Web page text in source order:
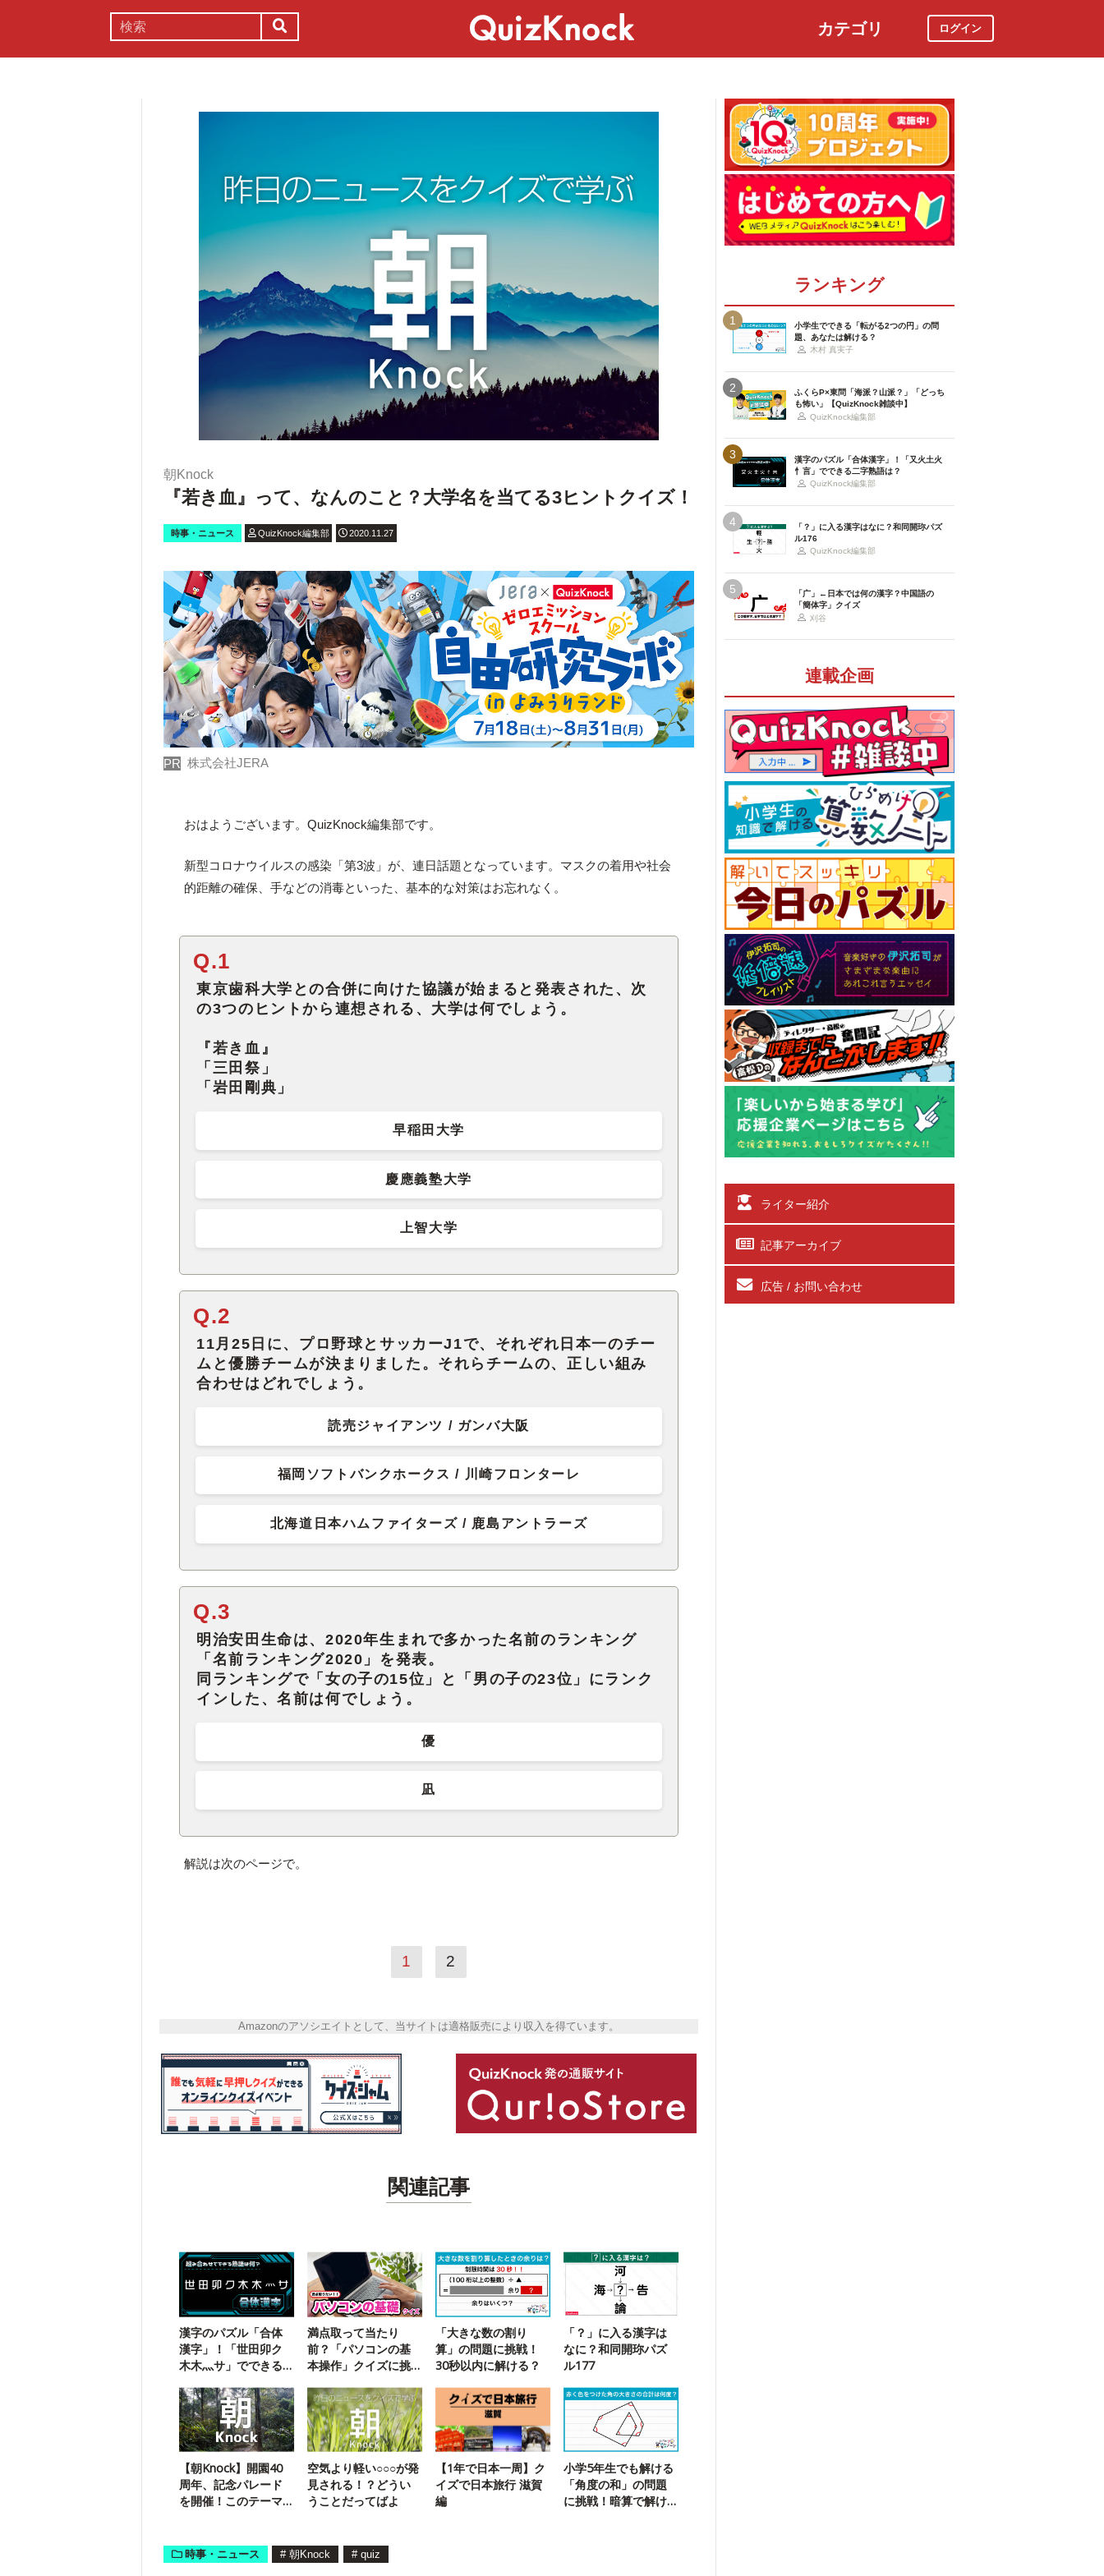
カテゴリ ログイン
朝Knock
『若き血』って、なんのこと？大学名を当てる3ヒントクイズ！
時事・ニュース QuizKnock編集部 2020.11.27
PR 株式会社JERA
おはようございます。QuizKnock編集部です。
新型コロナウイルスの感染「第3波」が、連日話題となっています。マスクの着用や社会
的距離の確保、手などの消毒といった、基本的な対策はお忘れなく。
Q.1
東京歯科大学との合併に向けた協議が始まると発表された、次
の3つのヒントから連想される、大学は何でしょう。
『若き血』
「三田祭」
「岩田剛典」
早稲田大学
慶應義塾大学
上智大学
Q.2
11月25日に、プロ野球とサッカーJ1で、それぞれ日本一のチー
ムと優勝チームが決まりました。それらチームの、正しい組み
合わせはどれでしょう。
読売ジャイアンツ / ガンバ大阪
福岡ソフトバンクホークス / 川崎フロンターレ
北海道日本ハムファイターズ / 鹿島アントラーズ
Q.3
明治安田生命は、2020年生まれで多かった名前のランキング
「名前ランキング2020」を発表。
同ランキングで「女の子の15位」と「男の子の23位」にランク
インした、名前は何でしょう。
優
凪
解説は次のページで。
1 2
Amazonのアソシエイトとして、当サイトは適格販売により収入を得ています。
関連記事
漢字のパズル「合体
漢字」！「世田卯ク
木木灬サ」でできる
満点取って当たり
前？「パソコンの基
本操作」クイズに挑
「大きな数の割り
算」の問題に挑戦！
30秒以内に解ける？
「？」に入る漢字は
なに？和同開珎パズ
ル177
【朝Knock】開園40
周年、記念パレード
を開催！このテーマ
空気より軽い○○○が発
見される！？どうい
うことだってばよ
【1年で日本一周】ク
イズで日本旅行 滋賀
編
小学5年生でも解ける
「角度の和」の問題
に挑戦！暗算で解け
時事・ニュース # 朝Knock # quiz
ランキング
1
小学生でできる「転がる2つの円」の問
題、あなたは解ける？
木村 真実子
2
ふくらP×東問「海派？山派？」「どっち
も怖い」【QuizKnock雑談中】
QuizKnock編集部
3
漢字のパズル「合体漢字」！「又火土火
忄言」でできる二字熟語は？
QuizKnock編集部
4
「？」に入る漢字はなに？和同開珎パズ
ル176
QuizKnock編集部
5
「广」←日本では何の漢字？中国語の
「簡体字」クイズ
刈谷
連載企画
ライター紹介
記事アーカイブ
広告 / お問い合わせ